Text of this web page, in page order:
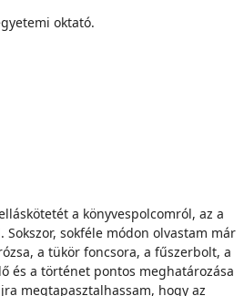
oktató.
a könyvespolcomról, az a
Sokszor, sokféle módon olvastam már
a tükör foncsora, a fűszerbolt, a
és a történet pontos meghatározása
megtapasztalhassam, hogy az